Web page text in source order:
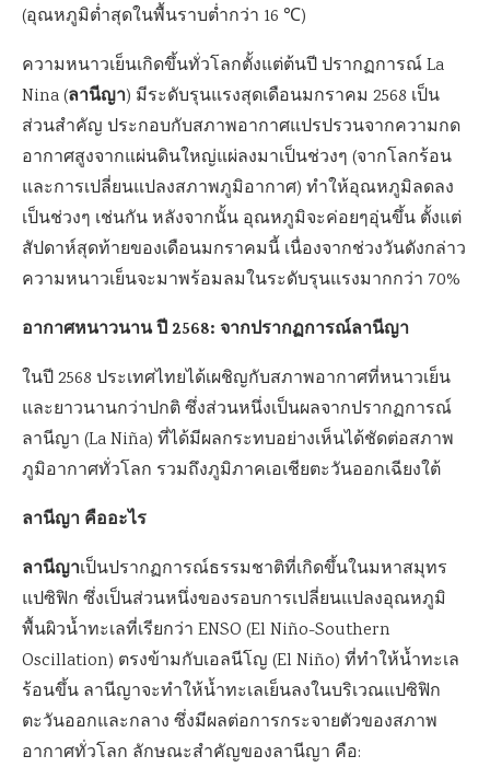
(อุณหภูมิต่ำสุดในพื้นราบต่ำกว่า 16 ℃)
ความหนาวเย็นเกิดขึ้นทั่วโลกตั้งแต่ต้นปี ปรากฏการณ์ La
Nina (ลานีญา) มีระดับรุนแรงสุดเดือนมกราคม 2568 เป็น
ส่วนสำคัญ ประกอบกับสภาพอากาศแปรปรวนจากความกด
อากาศสูงจากแผ่นดินใหญ่แผ่ลงมาเป็นช่วงๆ (จากโลกร้อน
และการเปลี่ยนแปลงสภาพภูมิอากาศ) ทำให้อุณหภูมิลดลง
เป็นช่วงๆ เช่นกัน หลังจากนั้น อุณหภูมิจะค่อยๆอุ่นขึ้น ตั้งแต่
สัปดาห์สุดท้ายของเดือนมกราคมนี้ เนื่องจากช่วงวันดังกล่าว
ความหนาวเย็นจะมาพร้อมลมในระดับรุนแรงมากกว่า 70%
อากาศหนาวนาน ปี 2568: จากปรากฏการณ์ลานีญา
ในปี 2568 ประเทศไทยได้เผชิญกับสภาพอากาศที่หนาวเย็น
และยาวนานกว่าปกติ ซึ่งส่วนหนึ่งเป็นผลจากปรากฏการณ์
ลานีญา (La Niña) ที่ได้มีผลกระทบอย่างเห็นได้ชัดต่อสภาพ
ภูมิอากาศทั่วโลก รวมถึงภูมิภาคเอเชียตะวันออกเฉียงใต้
ลานีญา คืออะไร
ลานีญาเป็นปรากฏการณ์ธรรมชาติที่เกิดขึ้นในมหาสมุทร
แปซิฟิก ซึ่งเป็นส่วนหนึ่งของรอบการเปลี่ยนแปลงอุณหภูมิ
พื้นผิวน้ำทะเลที่เรียกว่า ENSO (El Niño-Southern
Oscillation) ตรงข้ามกับเอลนีโญ (El Niño) ที่ทำให้น้ำทะเล
ร้อนขึ้น ลานีญาจะทำให้น้ำทะเลเย็นลงในบริเวณแปซิฟิก
ตะวันออกและกลาง ซึ่งมีผลต่อการกระจายตัวของสภาพ
อากาศทั่วโลก ลักษณะสำคัญของลานีญา คือ: